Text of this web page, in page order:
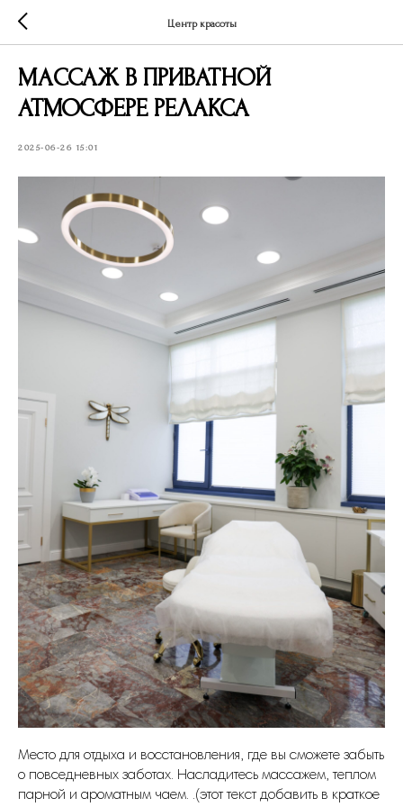
Центр красоты
МАССАЖ В ПРИВАТНОЙ
АТМОСФЕРЕ РЕЛАКСА
2025-06-26 15:01
Место для отдыха и восстановления, где вы сможете забыть
о повседневных заботах. Насладитесь массажем, теплом
парной и ароматным чаем. .(этот текст добавить в краткое